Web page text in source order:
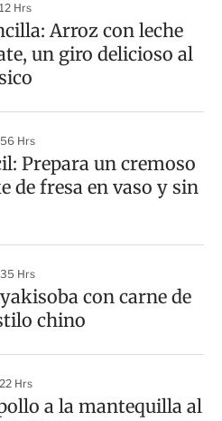
Hrs
Arroz con leche
un giro delicioso al
Hrs
Prepara un cremoso
de fresa en vaso y sin
Hrs
con carne de
chino
Hrs
a la mantequilla al